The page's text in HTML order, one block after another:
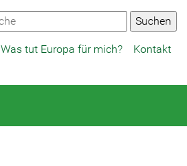
Was tut Europa für mich? Kontakt